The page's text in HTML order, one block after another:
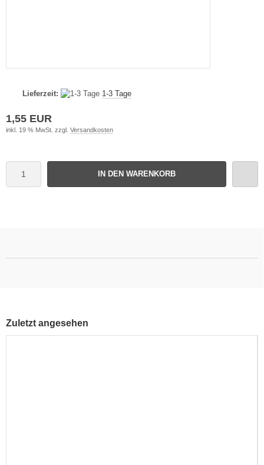
Lieferzeit: 1-3 Tage
1,55 EUR
inkl. 19 % MwSt. zzgl. Versandkosten
IN DEN WARENKORB
Zuletzt angesehen